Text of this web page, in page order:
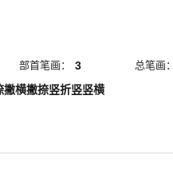
部首笔画： 3
总笔画
撇横撇捺竖折竖竖横